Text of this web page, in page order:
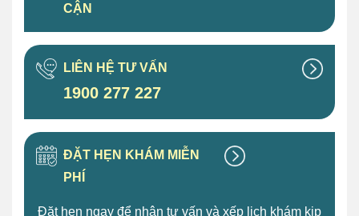
CẬN
LIÊN HỆ TƯ VẤN
1900 277 227
ĐẶT HẸN KHÁM MIỄN
PHÍ
Đặt hẹn ngay để nhận tư vấn và xếp lịch khám kịp